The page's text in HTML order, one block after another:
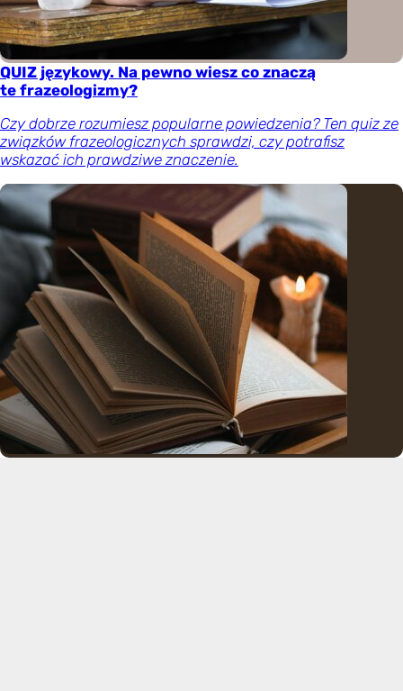
QUIZ językowy. Na pewno wiesz co znaczą
te frazeologizmy?
Czy dobrze rozumiesz popularne powiedzenia? Ten quiz ze
związków frazeologicznych sprawdzi, czy potrafisz
wskazać ich prawdziwe znaczenie.